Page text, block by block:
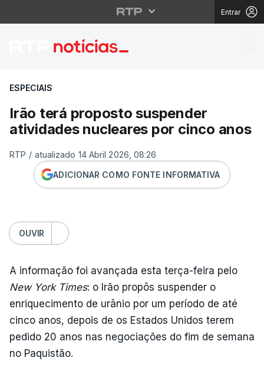
Entrar
Irão terá proposto
ESPECIAIS
Irão terá proposto suspender
atividades nucleares por cinco anos
RTP / atualizado 14 Abril 2026, 08:26
ADICIONAR COMO FONTE INFORMATIVA
OUVIR
A informação foi avançada esta terça-feira pelo
New York Times: o Irão propôs suspender o
enriquecimento de urânio por um período de até
cinco anos, depois de os Estados Unidos terem
pedido 20 anos nas negociações do fim de semana
no Paquistão.